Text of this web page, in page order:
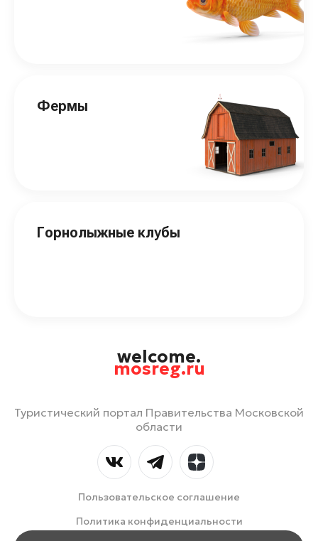
Фермы
Горнолыжные клубы
welcome.
mosreg.ru
Туристический портал Правительства Московской
области
Пользовательское соглашение
Политика конфиденциальности